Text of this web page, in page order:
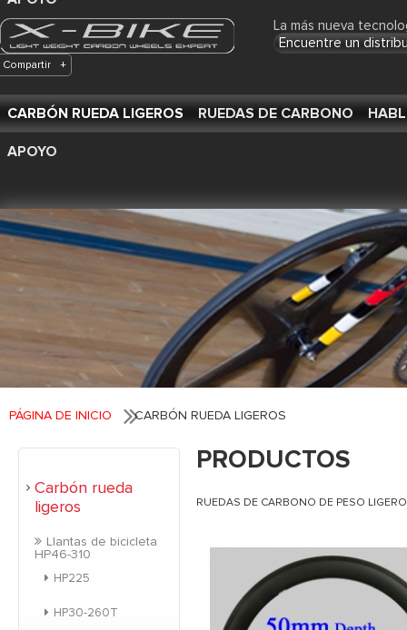
La más nueva
Encuentre un
Compartir +
CARBÓN RUEDA LIGEROS RUEDAS DE CARBONO
APOYO
PÁGINA DE INICIO CARBÓN RUEDA LIGEROS
Carbón rueda
ligeros
Llantas de bicicleta
HP46-310
HP225
HP30-260T
PRODUCTOS
RUEDAS DE CARBONO DE PESO LIGERO